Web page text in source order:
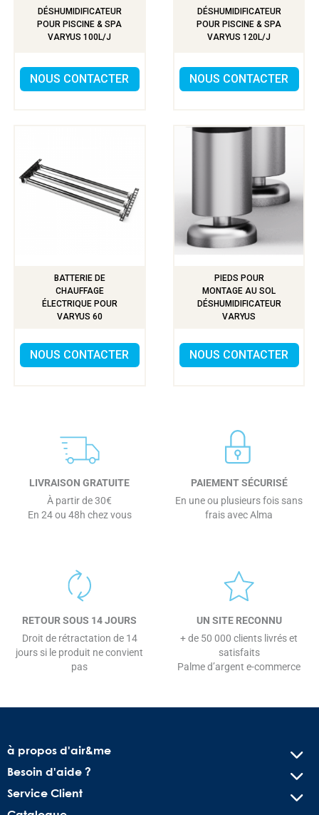
DÉSHUMIDIFICATEUR
POUR PISCINE & SPA
VARYUS 100L/J
NOUS CONTACTER
DÉSHUMIDIFICATEUR
POUR PISCINE & SPA
VARYUS 120L/J
NOUS CONTACTER
BATTERIE DE
CHAUFFAGE
ÉLECTRIQUE POUR
VARYUS 60
NOUS CONTACTER
PIEDS POUR
MONTAGE AU SOL
DÉSHUMIDIFICATEUR
VARYUS
NOUS CONTACTER
LIVRAISON GRATUITE
À partir de 30€
En 24 ou 48h chez vous
PAIEMENT SÉCURISÉ
En une ou plusieurs fois sans
frais avec Alma
RETOUR SOUS 14 JOURS
Droit de rétractation de 14
jours si le produit ne convient
pas
UN SITE RECONNU
+ de 50 000 clients livrés et
satisfaits
Palme d’argent e-commerce
à propos d'air&me
Besoin d'aide ?
Service Client